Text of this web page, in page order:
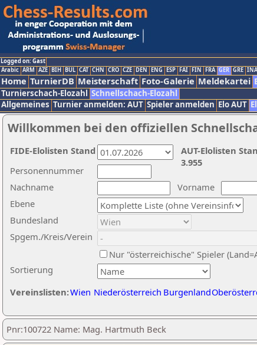
Logged on: Gast
Arabic ARM AZE BIH BUL CAT CHN CRO CZE DEN ENG ESP FAI FIN FRA GER GRE INA
Home TurnierDB Meisterschaft Foto-Galerie Meldekartei
Turnierschach-Elozahl Schnellschach-Elozahl
Allgemeines Turnier anmelden: AUT Spieler anmelden Elo AUT
Willkommen bei den offiziellen
Nachname
Vorname
Ebene
Sortierung
Personennummer
Bundesland
Spgem./Kreis/Verein
Nur "österreichische" Spieler
Vereinslisten:Wien Niederösterreich Burgenland
AUT-Elolisten
3.955
FIDE-Elolisten Stand
Pnr:100722 Name: Mag. Hartmuth Beck